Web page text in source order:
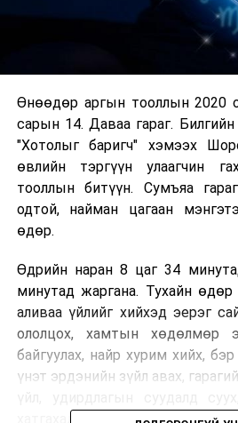
Өнөөдөр аргын тооллын 2020
сарын 14. Даваа гараг.
"Хотолыг баригч" хэмээх
өвлийн тэргүүн улаагчин
тооллын битүүн. Сумъяа
одтой, найман цагаан
өдөр.
Өдрийн наран 8 цаг 34
минутад жаргана. Тухайн
аливаа үйлийг хийхэд эерэг
ололцох, хамтын хөдөлмөр
байгуулах, найр хурим хийх,
үнэт эрдэнийн зүйл авах,